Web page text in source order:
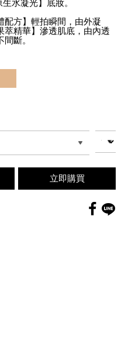
水凝光】底妝。
配方】輕拍瞬間，由外凝
萃精華】滲透肌底，由內透
斷。
數量
立即購買